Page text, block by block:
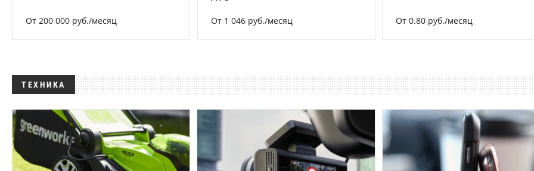
От 200 000 руб./месяц От 1 046 руб./месяц От 0.80 руб./месяц
ТЕХНИКА